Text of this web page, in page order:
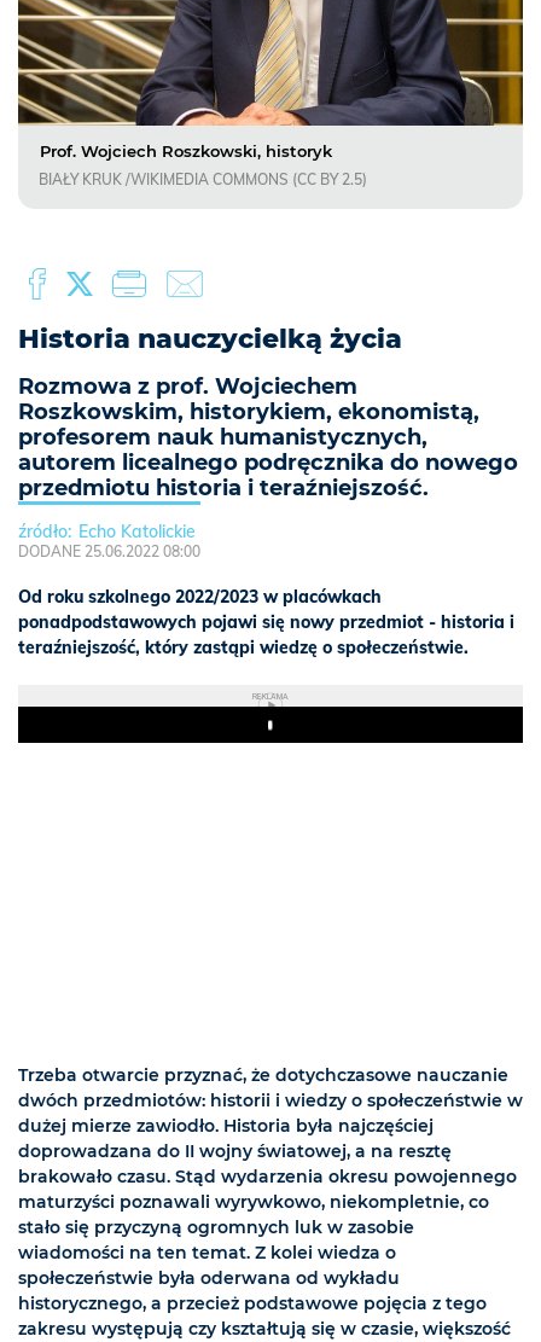
Prof. Wojciech Roszkowski, historyk
BIAŁY KRUK /WIKIMEDIA COMMONS (CC BY 2.5)
Historia nauczycielką życia
Rozmowa z prof. Wojciechem
Roszkowskim, historykiem, ekonomistą,
profesorem nauk humanistycznych,
autorem licealnego podręcznika do nowego
przedmiotu historia i teraźniejszość.
Echo Katolickie
DODANE 25.06.2022 08:00
Od roku szkolnego 2022/2023 w placówkach
ponadpodstawowych pojawi się nowy przedmiot - historia i
teraźniejszość, który zastąpi wiedzę o społeczeństwie.
REKLAMA
Play
Trzeba otwarcie przyznać, że dotychczasowe nauczanie
dwóch przedmiotów: historii i wiedzy o społeczeństwie w
dużej mierze zawiodło. Historia była najczęściej
doprowadzana do II wojny światowej, a na resztę
brakowało czasu. Stąd wydarzenia okresu powojennego
maturzyści poznawali wyrywkowo, niekompletnie, co
stało się przyczyną ogromnych luk w zasobie
wiadomości na ten temat. Z kolei wiedza o
społeczeństwie była oderwana od wykładu
historycznego, a przecież podstawowe pojęcia z tego
zakresu występują czy kształtują się w czasie, większość